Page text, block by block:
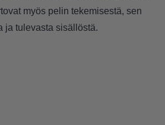
myös pelin tekemisestä, sen
ja tulevasta sisällöstä.